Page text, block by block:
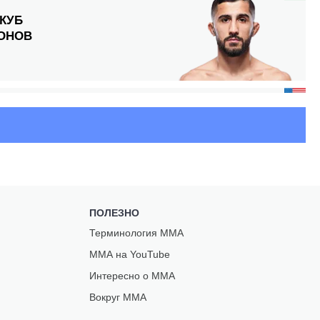
ПОЛЕЗНО
Терминология ММА
ММА на YouTube
Интересно о ММА
Вокруг ММА